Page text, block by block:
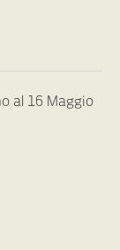
al 16 Maggio